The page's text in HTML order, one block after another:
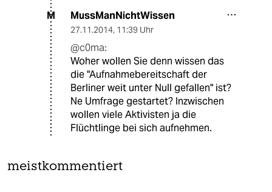
M MussManNichtWissen
27.11.2014, 11:39 Uhr
@c0ma:
Woher wollen Sie denn wissen das
die "Aufnahmebereitschaft der
Berliner weit unter Null gefallen" ist?
Ne Umfrage gestartet? Inzwischen
wollen viele Aktivisten ja die
Flüchtlinge bei sich aufnehmen.
meistkommentiert